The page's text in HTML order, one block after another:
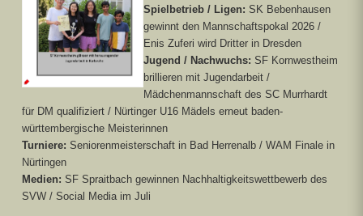
Spielbetrieb / Ligen: SK Bebenhausen
gewinnt den Mannschaftspokal 2026 /
Enis Zuferi wird Dritter in Dresden
Jugend / Nachwuchs: SF Kornwestheim
brillieren mit Jugendarbeit /
Mädchenmannschaft des SC Murrhardt
für DM qualifiziert / Nürtinger U16 Mädels erneut baden-
württembergische Meisterinnen
Turniere: Seniorenmeisterschaft in Bad Herrenalb / WAM Finale in
Nürtingen
Medien: SF Spraitbach gewinnen Nachhaltigkeitswettbewerb des
SVW / Social Media im Juli